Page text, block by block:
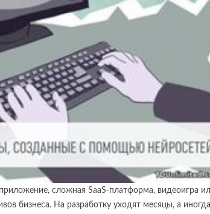
сложная SaaS-платформа, видеоигра
бизнеса. На разработку уходят месяцы, а